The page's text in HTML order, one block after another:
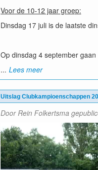
Voor de 10-12 jaar groep:
Dinsdag 17 juli is de laatste
Op dinsdag 4 september
... Lees meer
Uitslag Clubkampioenschappen
Door Rein Folkertsma